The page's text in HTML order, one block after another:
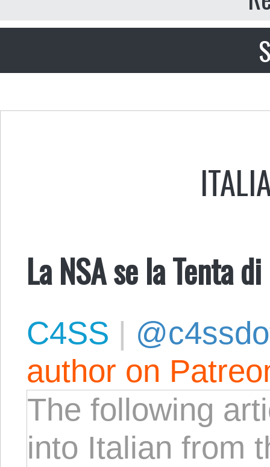
La NSA se la Tenta
C4SS |
author on
The following
into Italian from